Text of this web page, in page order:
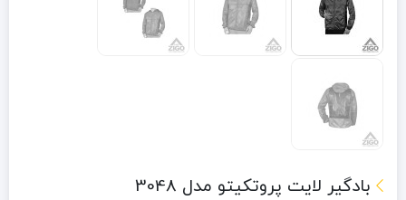
بادگیر لایت پروتکیتو مدل 3048